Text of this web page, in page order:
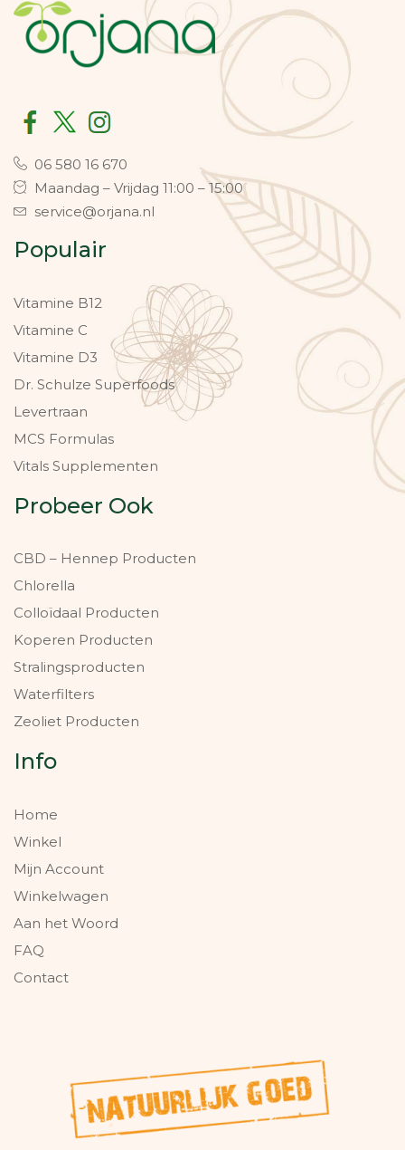
06 580 16 670
Maandag – Vrijdag 11:00 – 15:00
service@orjana.nl
Populair
Vitamine B12
Vitamine C
Vitamine D3
Dr. Schulze Superfoods
Levertraan
MCS Formulas
Vitals Supplementen
Probeer Ook
CBD – Hennep Producten
Chlorella
Colloïdaal Producten
Koperen Producten
Stralingsproducten
Waterfilters
Zeoliet Producten
Info
Home
Winkel
Mijn Account
Winkelwagen
Aan het Woord
FAQ
Contact